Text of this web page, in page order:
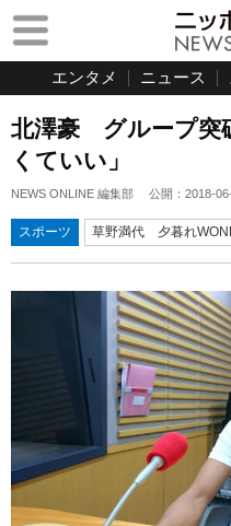
エンタメ ニュース
北澤豪 グループ突
くていい」
NEWS ONLINE 編集部 公開： 2018-
スポーツ 草野満代 夕暮れ